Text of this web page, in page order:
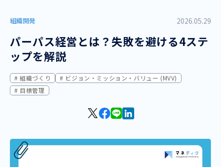
組織開発 2026.05.29
パーパス経営とは？失敗を避ける4ステ
ップを解説
組織づくり
ビジョン・ミッション・バリュー (MVV)
目標管理